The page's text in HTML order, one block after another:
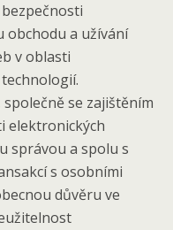
a užívání
v oblasti
se zajištěním
elektronických
správou a spolu s
s osobními
důvěru ve